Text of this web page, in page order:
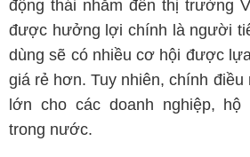
động thái nhắm đến thị trường
được hưởng lợi chính là người
dùng sẽ có nhiều cơ hội được
giá rẻ hơn. Tuy nhiên, chính
lớn cho các doanh nghiệp,
trong nước.